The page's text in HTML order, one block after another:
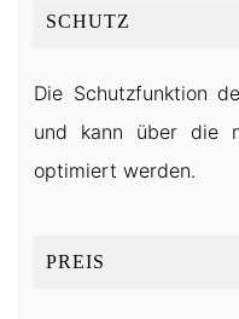
SCHUTZ
Die Schutzfunktion
und kann über die
optimiert werden.
PREIS